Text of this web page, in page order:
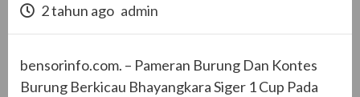
2 tahun ago admin
bensorinfo.com. – Pameran Burung Dan Kontes
Burung Berkicau Bhayangkara Siger 1 Cup Pada